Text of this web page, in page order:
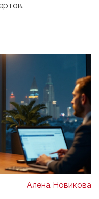
Алена Новикова